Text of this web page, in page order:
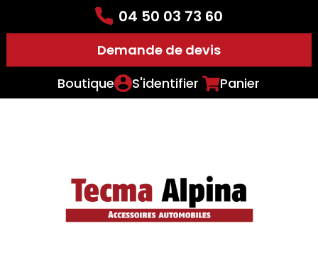
04 50 03 73 60
Demande de devis
Boutique
S'identifier Panier